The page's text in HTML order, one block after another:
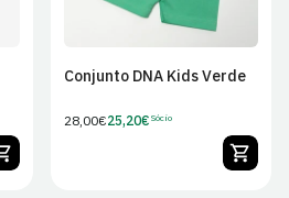
Conjunto DNA Kids Verde
Preço
28,00€Preço
25,20€ Sócio